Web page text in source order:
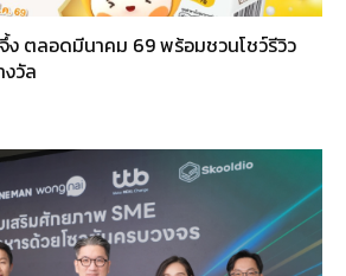
ง ตลอดมีนาคม 69 พร้อมชวนโชว์รีวิว
วัล